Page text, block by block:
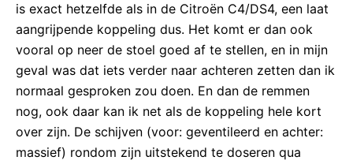
is exact hetzelfde als in de Citroën C4/DS4, een laat
aangrijpende koppeling dus. Het komt er dan ook
vooral op neer de stoel goed af te stellen, en in mijn
geval was dat iets verder naar achteren zetten dan ik
normaal gesproken zou doen. En dan de remmen
nog, ook daar kan ik net als de koppeling hele kort
over zijn. De schijven (voor: geventileerd en achter:
massief) rondom zijn uitstekend te doseren qua